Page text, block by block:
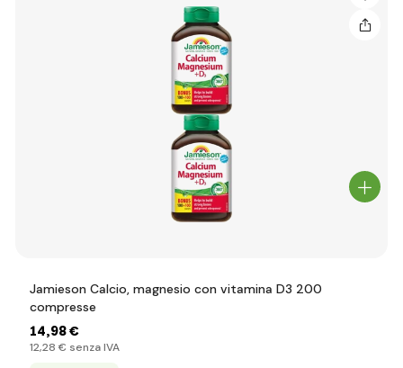
Jamieson Calcio, magnesio con vitamina D3 200
compresse
14,98 €
12,28 € senza IVA